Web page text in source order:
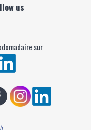
us
sur